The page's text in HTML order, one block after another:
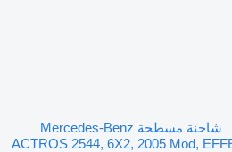
شاحنة مسطحة Mercedes-Benz
ACTROS 2544, 6X2, 2005 Mod,